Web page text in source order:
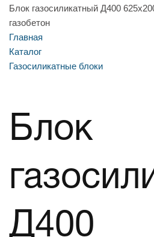
Блок газосиликатный Д400
газобетон
Главная
Каталог
Газосиликатные блоки
Блок
Д400